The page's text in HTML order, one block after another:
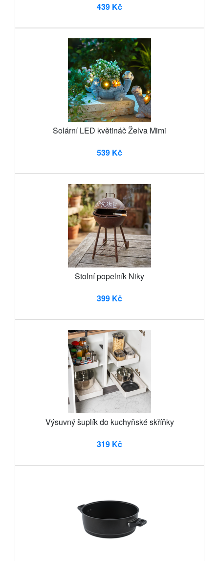
439 Kč
Solární LED květináč Želva Mimi
539 Kč
Stolní popelník Niky
399 Kč
Výsuvný šuplík do kuchyňské skříňky
319 Kč